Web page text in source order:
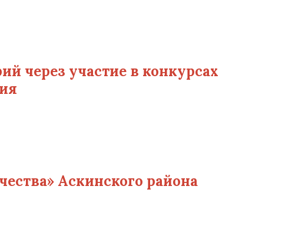
через участие в конкурсах
Аскинского района